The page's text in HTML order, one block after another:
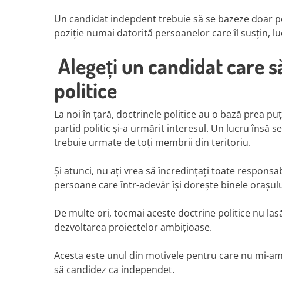
Un candidat indepdent trebuie să se bazeze doar
poziție numai datorită persoanelor care îl susțin,
Alegeți un candidat care
politice
La noi în țară, doctrinele politice au o bază prea
partid politic și-a urmărit interesul. Un lucru însă
trebuie urmate de toți membrii din teritoriu.
Și atunci, nu ați vrea să încredințați toate
persoane care într-adevăr își dorește binele
De multe ori, tocmai aceste doctrine politice nu
dezvoltarea proiectelor ambițioase.
Acesta este unul din motivele pentru care nu mi-
să candidez ca independet.